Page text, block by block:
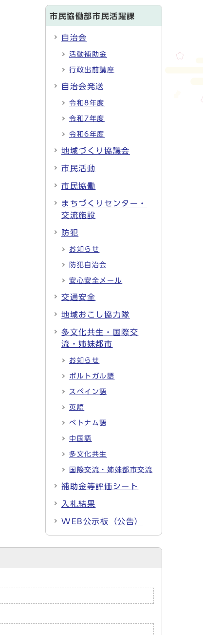
市民協働部市民活躍課
自治会
活動補助金
行政出前講座
自治会発送
令和8年度
令和7年度
令和6年度
地域づくり協議会
市民活動
市民協働
まちづくりセンター・
交流施設
防犯
お知らせ
防犯自治会
安心安全メール
交通安全
地域おこし協力隊
多文化共生・国際交
流・姉妹都市
お知らせ
ポルトガル語
スペイン語
英語
ベトナム語
中国語
多文化共生
国際交流・姉妹都市交流
補助金等評価シート
入札結果
WEB公示板（公告）